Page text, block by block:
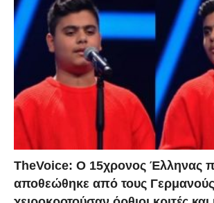
TheVoice: Ο 15χρονος Έλληνας
αποθεώθηκε από τους Γερμανούς